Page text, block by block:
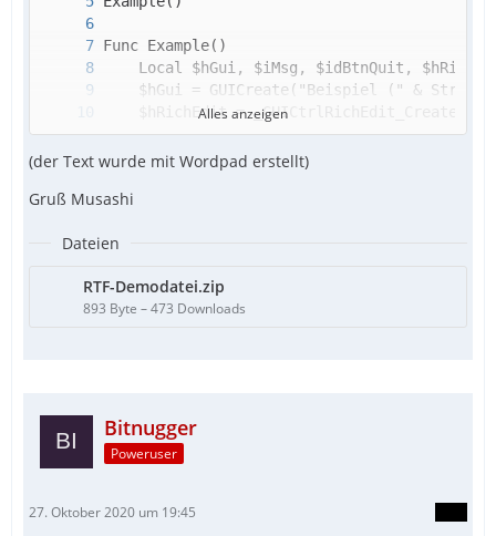
EndFunc   ;==>Example
Alles anzeigen
(der Text wurde mit Wordpad erstellt)
Gruß Musashi
Dateien
RTF-Demodatei.zip
893 Byte – 473 Downloads
Bitnugger
Poweruser
27. Oktober 2020 um 19:45